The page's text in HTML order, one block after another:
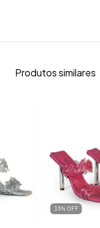
Produtos similares
35% OFF